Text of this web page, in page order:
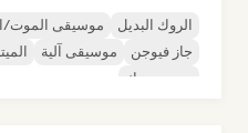
الروك البديل موسيقى الموت/
جاز فيوجن
موسيقى آلية
بوست روك